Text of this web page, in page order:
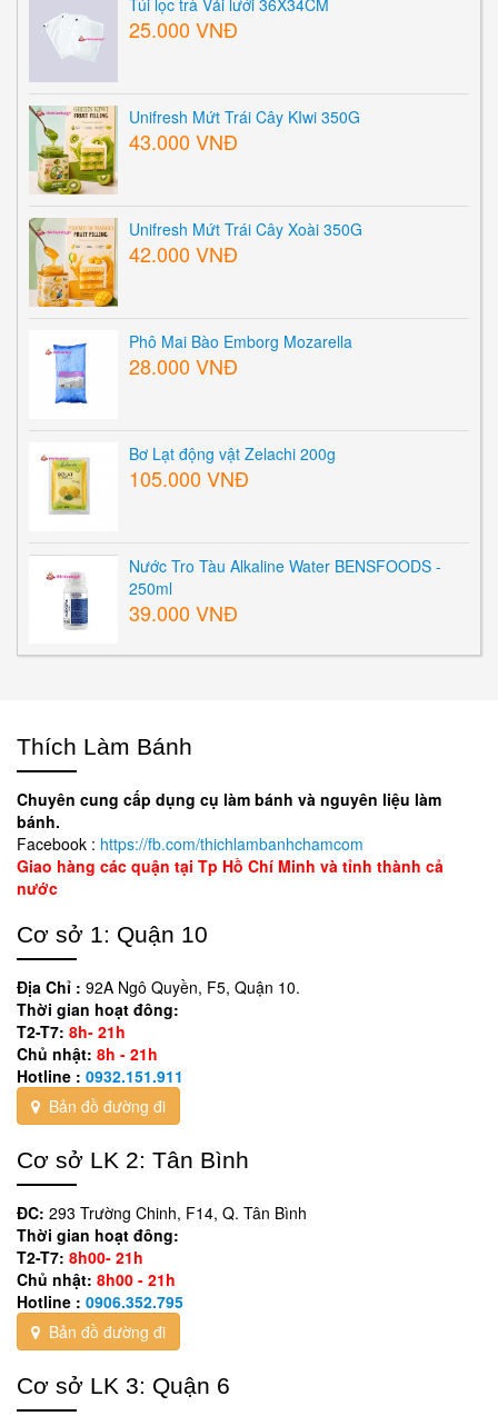
Túi lọc trà Vải lưới 36X34CM
25.000 VNĐ
Unifresh Mứt Trái Cây KIwi 350G
43.000 VNĐ
Unifresh Mứt Trái Cây Xoài 350G
42.000 VNĐ
Phô Mai Bào Emborg Mozarella
28.000 VNĐ
Bơ Lạt động vật Zelachi 200g
105.000 VNĐ
Nước Tro Tàu Alkaline Water BENSFOODS -
250ml
39.000 VNĐ
Thích Làm Bánh
Chuyên cung cấp dụng cụ làm bánh và nguyên liệu làm
bánh.
Facebook : https://fb.com/thichlambanhchamcom
Giao hàng các quận tại Tp Hồ Chí Minh và tỉnh thành cả
nước
Cơ sở 1: Quận 10
Địa Chỉ : 92A Ngô Quyền, F5, Quận 10.
Thời gian hoạt đông:
T2-T7: 8h- 21h
Chủ nhật: 8h - 21h
Hotline : 0932.151.911
Bản đồ đường đi
Cơ sở LK 2: Tân Bình
ĐC: 293 Trường Chinh, F14, Q. Tân Bình
Thời gian hoạt đông:
T2-T7: 8h00- 21h
Chủ nhật: 8h00 - 21h
Hotline : 0906.352.795
Bản đồ đường đi
Cơ sở LK 3: Quận 6